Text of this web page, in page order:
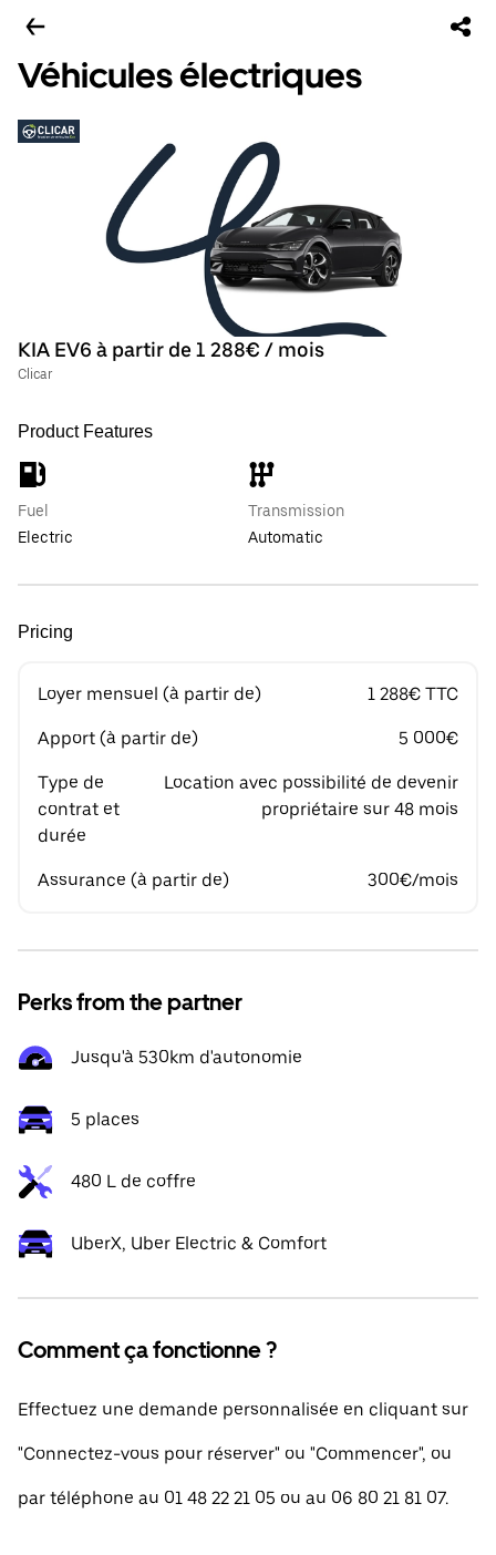
Véhicules électriques
KIA EV6 à partir de 1 288€ / mois
Clicar
Product Features
Fuel
Electric
Transmission
Automatic
Pricing
Loyer mensuel (à partir de) 1 288€ TTC
Apport (à partir de) 5 000€
Type de
contrat et
durée
Location avec possibilité de devenir
propriétaire sur 48 mois
Assurance (à partir de) 300€/mois
Perks from the partner
Jusqu'à 530km d'autonomie
5 places
480 L de coffre
UberX, Uber Electric & Comfort
Comment ça fonctionne ?
Effectuez une demande personnalisée en cliquant sur
"Connectez-vous pour réserver" ou "Commencer", ou
par téléphone au 01 48 22 21 05 ou au 06 80 21 81 07.